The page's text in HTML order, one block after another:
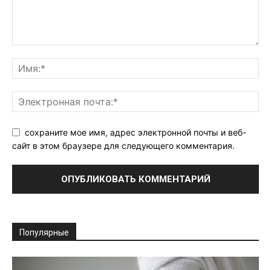
сохраните мое имя, адрес электронной почты и веб-
сайт в этом браузере для следующего комментария.
Популярные